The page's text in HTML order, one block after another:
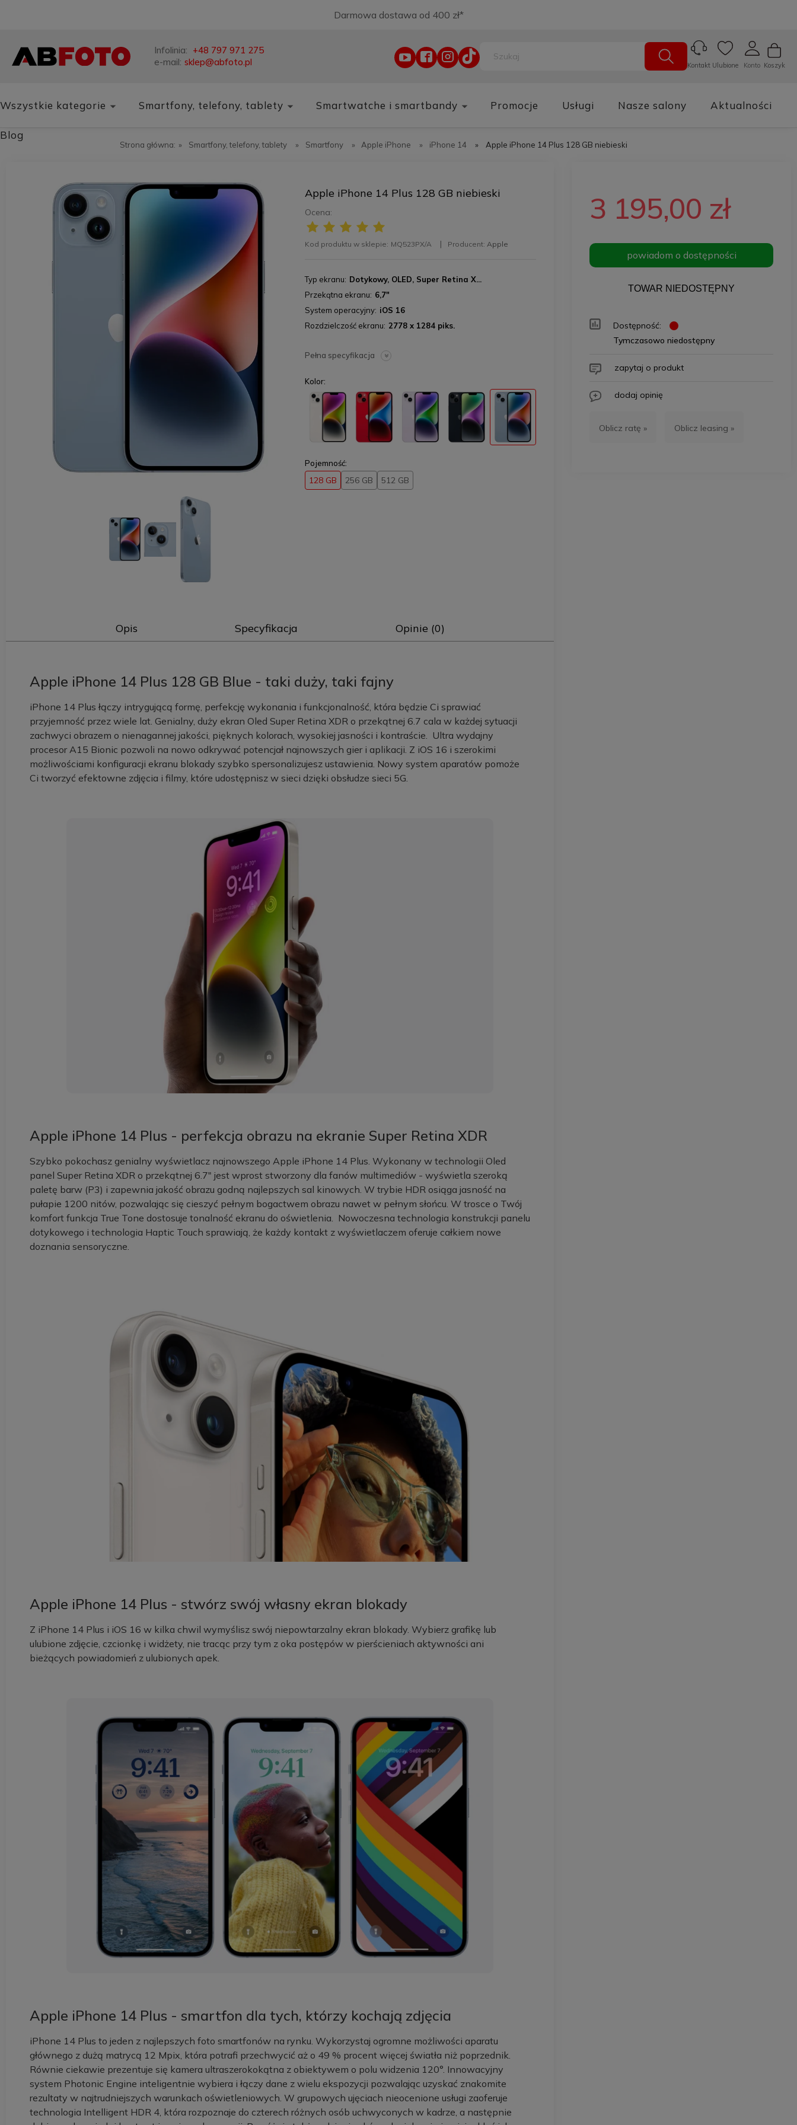
Darmowa dostawa od 400 zł*
Infolinia: +48 797 971 275
e-mail: sklep@abfoto.pl Koszyk
Konto
Ulubione
Kontakt
Wszystkie kategorie Smartfony, telefony, tablety Smartwatche i smartbandy Promocje Usługi Nasze salony Aktualności
Blog
Strona główna: » Smartfony, telefony, tablety » Smartfony » Apple iPhone » iPhone 14 » Apple iPhone 14 Plus 128 GB niebieski
Apple iPhone 14 Plus 128 GB niebieski
Ocena:
Kod produktu w sklepie: MQ523PX/A Producent: Apple
Typ ekranu
Dotykowy, OLED, Super Retina X...
Przekątna ekranu
6,7"
System operacyjny iOS 16
Rozdzielczość ekranu 2778 x 1284 piks.
Pełna specyfikacja
Kolor:
Pojemność:
128 GB 256 GB 512 GB
Opis Specyfikacja Opinie (0)
Apple iPhone 14 Plus 128 GB Blue - taki duży, taki fajny
iPhone 14 Plus łączy intrygującą formę, perfekcję wykonania i funkcjonalność, która będzie Ci sprawiać
przyjemność przez wiele lat. Genialny, duży ekran Oled Super Retina XDR o przekątnej 6.7 cala w każdej sytuacji
zachwyci obrazem o nienagannej jakości, pięknych kolorach, wysokiej jasności i kontraście. Ultra wydajny
procesor A15 Bionic pozwoli na nowo odkrywać potencjał najnowszych gier i aplikacji. Z iOS 16 i szerokimi
możliwościami konfiguracji ekranu blokady szybko spersonalizujesz ustawienia. Nowy system aparatów pomoże
Ci tworzyć efektowne zdjęcia i filmy, które udostępnisz w sieci dzięki obsłudze sieci 5G.
Apple iPhone 14 Plus - perfekcja obrazu na ekranie Super Retina XDR
Szybko pokochasz genialny wyświetlacz najnowszego Apple iPhone 14 Plus. Wykonany w technologii Oled
panel Super Retina XDR o przekątnej 6.7" jest wprost stworzony dla fanów multimediów - wyświetla szeroką
paletę barw (P3) i zapewnia jakość obrazu godną najlepszych sal kinowych. W trybie HDR osiąga jasność na
pułapie 1200 nitów, pozwalając się cieszyć pełnym bogactwem obrazu nawet w pełnym słońcu. W trosce o Twój
komfort funkcja True Tone dostosuje tonalność ekranu do oświetlenia. Nowoczesna technologia konstrukcji panelu
dotykowego i technologia Haptic Touch sprawiają, że każdy kontakt z wyświetlaczem oferuje całkiem nowe
doznania sensoryczne.
Apple iPhone 14 Plus - stwórz swój własny ekran blokady
Z iPhone 14 Plus i iOS 16 w kilka chwil wymyślisz swój niepowtarzalny ekran blokady. Wybierz grafikę lub
ulubione zdjęcie, czcionkę i widżety, nie tracąc przy tym z oka postępów w pierścieniach aktywności ani
bieżących powiadomień z ulubionych apek.
Apple iPhone 14 Plus - smartfon dla tych, którzy kochają zdjęcia
iPhone 14 Plus to jeden z najlepszych foto smartfonów na rynku. Wykorzystaj ogromne możliwości aparatu
głównego z dużą matrycą 12 Mpix, która potrafi przechwycić aż o 49 % procent więcej światła niż poprzednik.
Równie ciekawie prezentuje się kamera ultraszerokokątna z obiektywem o polu widzenia 120°. Innowacyjny
system Photonic Engine inteligentnie wybiera i łączy dane z wielu ekspozycji pozwalając uzyskać znakomite
rezultaty w najtrudniejszych warunkach oświetleniowych. W grupowych ujęciach nieocenione usługi zaoferuje
technologia Intelligent HDR 4, która rozpoznaje do czterech różnych osób uchwyconych w kadrze, a następnie
3 195,00 zł
powiadom o dostępności
TOWAR NIEDOSTĘPNY
Dostępność:
Tymczasowo niedostępny
zapytaj o produkt
dodaj opinię
Oblicz ratę » Oblicz leasing »